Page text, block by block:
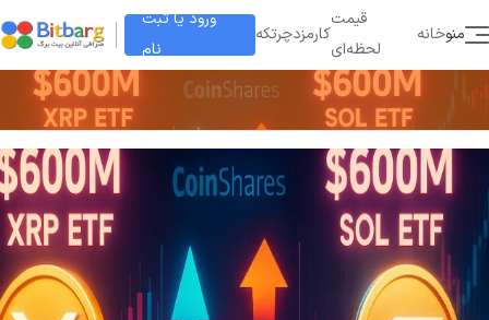
ورود یا ثبت
نام
چرتکهکارمزد
قیمت
لحظه‌ای
خانهمنو